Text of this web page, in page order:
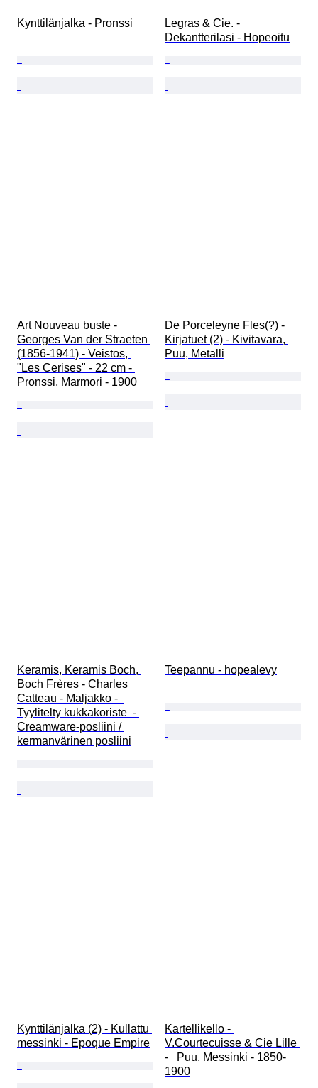
Kynttilänjalka - Pronssi
Legras & Cie. -
Dekantterilasi - Hopeoitu
Art Nouveau buste -
Georges Van der Straeten
(1856-1941) - Veistos,
"Les Cerises" - 22 cm -
Pronssi, Marmori - 1900
De Porceleyne Fles(?) -
Kirjatuet (2) - Kivitavara,
Puu, Metalli
Keramis, Keramis Boch,
Boch Frères - Charles
Catteau - Maljakko -
Tyylitelty kukkakoriste  -
Creamware-posliini /
kermanvärinen posliini
Teepannu - hopealevy
Kynttilänjalka (2) - Kullattu
messinki - Epoque Empire
Kartellikello -
V.Courtecuisse & Cie Lille
-   Puu, Messinki - 1850-
1900